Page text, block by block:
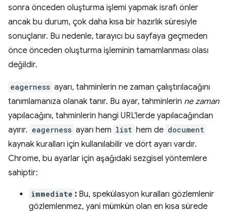
sonra önceden oluşturma işlemi yapmak israfı önler
ancak bu durum, çok daha kısa bir hazırlık süresiyle
sonuçlanır. Bu nedenle, tarayıcı bu sayfaya geçmeden
önce önceden oluşturma işleminin tamamlanması olası
değildir.
eagerness ayarı, tahminlerin ne zaman çalıştırılacağını
tanımlamanıza olanak tanır. Bu ayar, tahminlerin ne zaman
yapılacağını, tahminlerin hangi URL'lerde yapılacağından
ayırır. eagerness ayarı hem list hem de document
kaynak kuralları için kullanılabilir ve dört ayarı vardır.
Chrome, bu ayarlar için aşağıdaki sezgisel yöntemlere
sahiptir:
immediate : Bu, spekülasyon kuralları gözlemlenir
gözlemlenmez, yani mümkün olan en kısa sürede